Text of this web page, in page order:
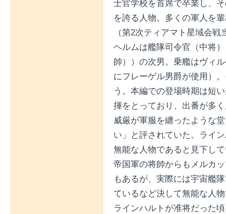
士官学校を首席で卒業し、
を誇る人物。多くの軍人を
（第2次ティアマト星域会戦
ヘルムは艦隊司令官（中将
帥））の次男。乗艦はヴィ
にフレーゲル男爵が使用）
う。本編での登場時期は短
揮をとっており、出番が多
威厳が軍服を纏ったような
い」と評されていた。ライ
無能な人物であると見下し
帝国軍の将帥からもメルカ
もあるが、実際には宇宙艦
ているなど決して無能な人
ラインハルトが准将だった